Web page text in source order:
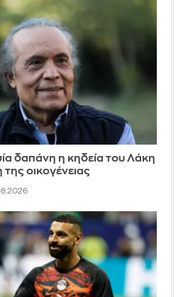
δαπάνη η κηδεία του Λάκη
οικογένειας